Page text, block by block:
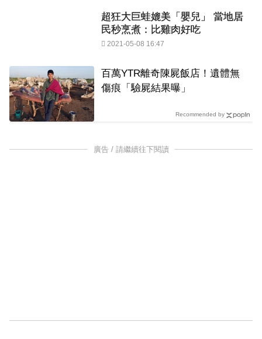
超狂大巨蛙媲美「嬰兒」 當地居
民秒烹煮：比雞肉好吃
2021-05-08 16:47
百萬YTR離奇陳屍飯店！遺體無
傷痕「驗屍結果曝」
Recommended by
廣告 / 請繼續往下閱讀